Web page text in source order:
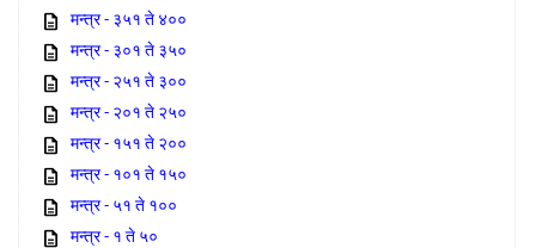
मन्त्र - ३५१ ते ४००
मन्त्र - ३०१ ते ३५०
मन्त्र - २५१ ते ३००
मन्त्र - २०१ ते २५०
मन्त्र - १५१ ते २००
मन्त्र - १०१ ते १५०
मन्त्र - ५१ ते १००
मन्त्र - १ ते ५०